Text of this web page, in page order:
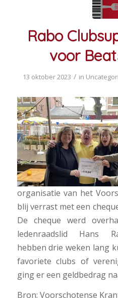
Rabo
voor
13 oktober 2023 / in
organisatie van het
blij verrast met een
De cheque werd
ledenraadslid Hans
hebben drie weken lang
favoriete clubs of
ging er een geldbedrag
Bron: Voorschotense